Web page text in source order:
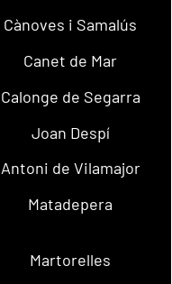
Cànoves i Samalús
Canet de Mar
Calonge de Segarra
Joan Despí
Antoni de Vilamajor
Matadepera
Martorelles